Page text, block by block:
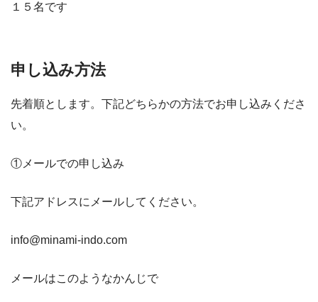
１５名です
申し込み方法
先着順とします。下記どちらかの方法でお申し込みくださ
い。
①メールでの申し込み
下記アドレスにメールしてください。
info@minami-indo.com
メールはこのようなかんじで